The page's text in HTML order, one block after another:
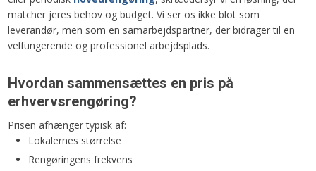
matcher jeres behov og budget. Vi ser os ikke blot som
leverandør, men som en samarbejdspartner, der bidrager til en
velfungerende og professionel arbejdsplads.
Hvordan sammensættes en pris på
erhvervsrengøring?
Prisen afhænger typisk af:
Lokalernes størrelse
Rengøringens frekvens